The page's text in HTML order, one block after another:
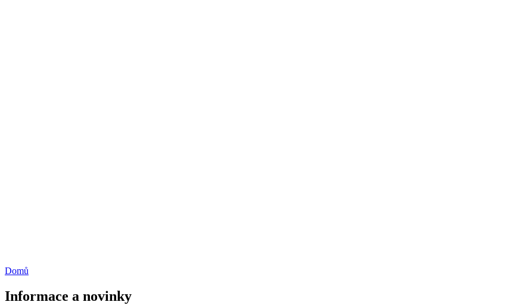
Domů
Informace a novinky